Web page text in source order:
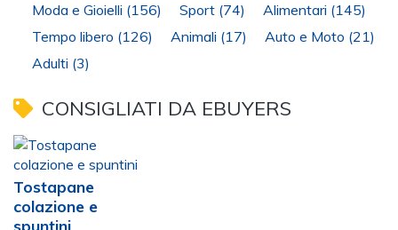
Moda e Gioielli (156) Sport (74) Alimentari (145)
Tempo libero (126) Animali (17) Auto e Moto (21)
Adulti (3)
CONSIGLIATI DA EBUYERS
Tostapane
colazione e
spuntini